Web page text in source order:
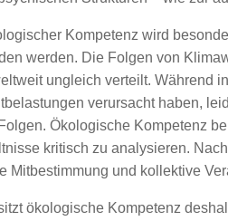
Kompetenz wird
werden. Die Folgen von
ungleich verteilt. Während
verursacht haben,
Ökologische Kompetenz
kritisch zu analysieren.
Mitbestimmung und kollektive
ökologische Kompetenz